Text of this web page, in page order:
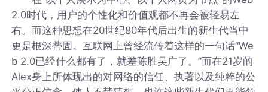
2.0时代，用户的个性化和价值观都不再会被轻易左
右。而这种思想在20世纪80年代后出生的新生代当中
更是根深蒂固。互联网上曾经流传着这样的一句话“We
b 2.0已经什么都有了，就差陈胜吴广了。”而在21岁的
Alex身上所体现出的对网络的信任、执著以及纯粹的公